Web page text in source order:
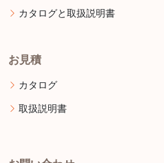
カタログと取扱説明書
お見積
カタログ
取扱説明書